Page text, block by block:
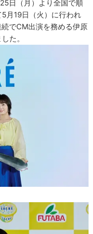
日（月）より全国で順
月19日（火）に行われ
でCM出演を務める伊原
た。